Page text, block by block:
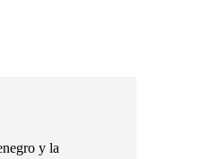
y la